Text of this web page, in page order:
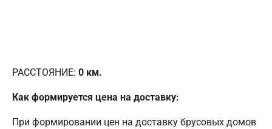
РАССТОЯНИЕ: 0 км.
Как формируется цена на доставку:
При формировании цен на доставку брусовых домов